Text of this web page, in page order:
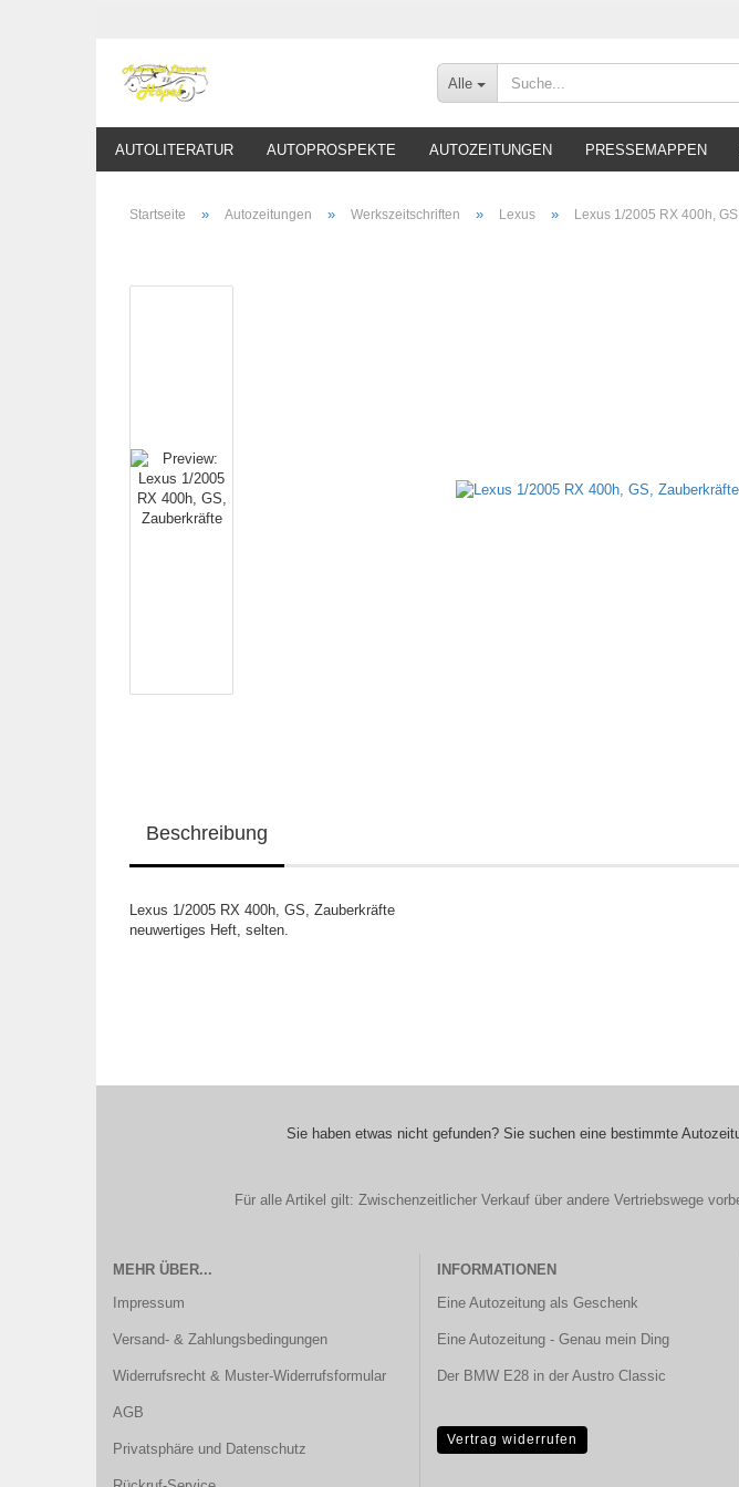
Alle
AUTOLITERATUR AUTOPROSPEKTE AUTOZEITUNGEN PRESSEMAPPEN
Startseite » Autozeitungen » Werkszeitschriften » Lexus » Lexus 1/2005 RX 400h,
Beschreibung
Lexus 1/2005 RX 400h, GS, Zauberkräfte
neuwertiges Heft, selten.
Sie haben etwas nicht gefunden? Sie suchen eine bestimmte
Für alle Artikel gilt: Zwischenzeitlicher Verkauf über andere Vertriebswege
MEHR ÜBER...
Impressum
Versand- & Zahlungsbedingungen
Widerrufsrecht & Muster-Widerrufsformular
AGB
Privatsphäre und Datenschutz
INFORMATIONEN
Eine Autozeitung als Geschenk
Eine Autozeitung - Genau mein Ding
Der BMW E28 in der Austro Classic
Vertrag widerrufen